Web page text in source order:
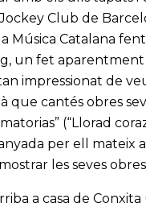
Club de
Música Catalana
un fet
impressionat de
que cantés obres
(“Llorad
per ell mateix
les seves
a casa de